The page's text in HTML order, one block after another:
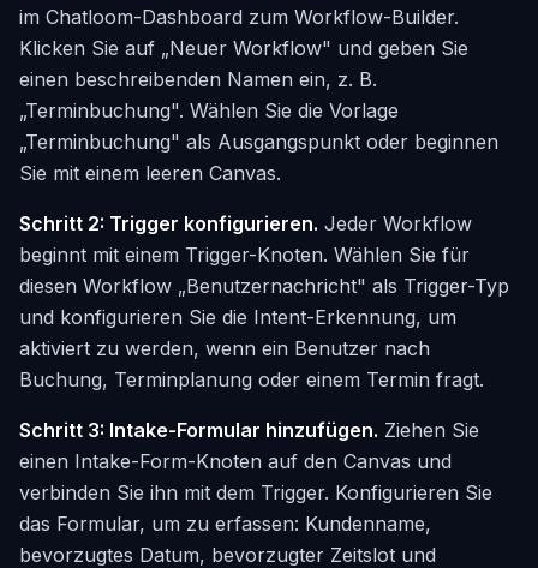
im Chatloom-Dashboard zum Workflow-Builder.
Klicken Sie auf „Neuer Workflow" und geben Sie
einen beschreibenden Namen ein, z. B.
„Terminbuchung". Wählen Sie die Vorlage
„Terminbuchung" als Ausgangspunkt oder beginnen
Sie mit einem leeren Canvas.
Schritt 2: Trigger konfigurieren. Jeder Workflow
beginnt mit einem Trigger-Knoten. Wählen Sie für
diesen Workflow „Benutzernachricht" als Trigger-Typ
und konfigurieren Sie die Intent-Erkennung, um
aktiviert zu werden, wenn ein Benutzer nach
Buchung, Terminplanung oder einem Termin fragt.
Schritt 3: Intake-Formular hinzufügen. Ziehen Sie
einen Intake-Form-Knoten auf den Canvas und
verbinden Sie ihn mit dem Trigger. Konfigurieren Sie
das Formular, um zu erfassen: Kundenname,
bevorzugtes Datum, bevorzugter Zeitslot und